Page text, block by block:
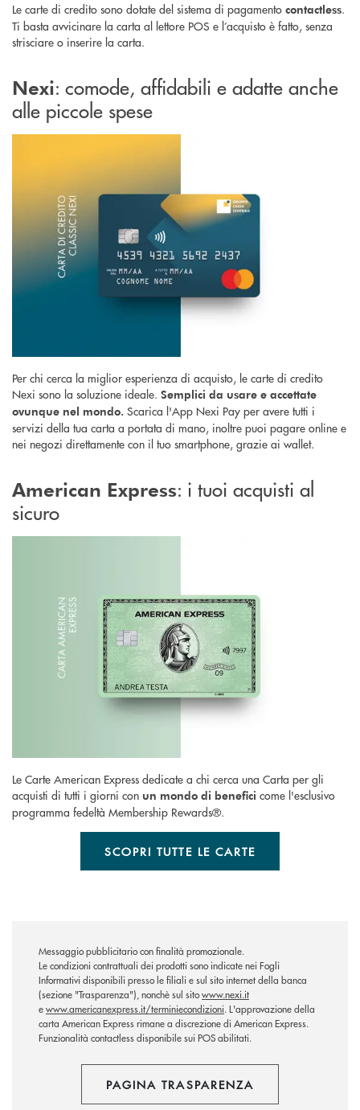
Le carte di credito sono dotate del sistema di pagamento contactless.
Ti basta avvicinare la carta al lettore POS e l’acquisto è fatto, senza
strisciare o inserire la carta.
Nexi: comode, affidabili e adatte anche
alle piccole spese
Per chi cerca la miglior esperienza di acquisto, le carte di credito
Nexi sono la soluzione ideale. Semplici da usare e accettate
ovunque nel mondo. Scarica l'App Nexi Pay per avere tutti i
servizi della tua carta a portata di mano, inoltre puoi pagare online e
nei negozi direttamente con il tuo smartphone, grazie ai wallet.
American Express: i tuoi acquisti al
sicuro
Le Carte American Express dedicate a chi cerca una Carta per gli
acquisti di tutti i giorni con un mondo di benefici come l'esclusivo
programma fedeltà Membership Rewards®.
SCOPRI TUTTE LE CARTE
Messaggio pubblicitario con finalità promozionale.
Le condizioni contrattuali dei prodotti sono indicate nei Fogli
Informativi disponibili presso le filiali e sul sito internet della banca
(sezione "Trasparenza"), nonchè sul sitowww.nexi.it
ewww.americanexpress.it/terminiecondizioni. L'approvazione della
carta American Express rimane a discrezione di American Express.
Funzionalità contactless disponibile sui POS abilitati.
PAGINA TRASPARENZA